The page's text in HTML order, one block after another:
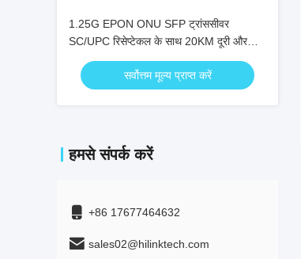
1.25G EPON ONU SFP ट्रांससीवर
SC/UPC रिसेप्टेकल के साथ 20KM दूरी और
0°C ~ +70°C तापमान रेंज के लिए
सर्वोत्तम मूल्य प्राप्त करें
हमसे संपर्क करें
+86 17677464632
sales02@hilinktech.com